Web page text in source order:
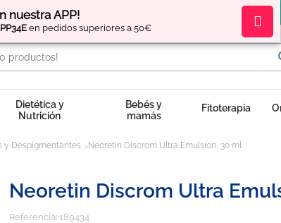
nuestra APP!
en pedidos superiores a 50€
Regístratey obtén
Dietética y
Nutrición
Bebés y
mamás
Fitoterapia
y Despigmentantes Neoretin Discrom Ultra Emulsion, 30 ml
Neoretin Discrom Ultra
Referencia: 189434